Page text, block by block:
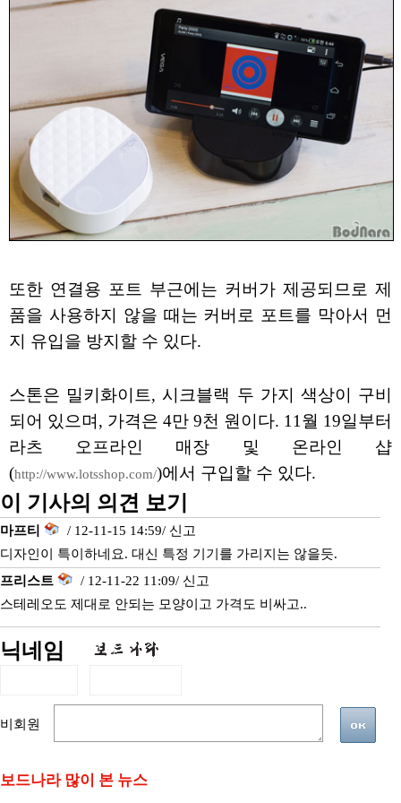
또한 연결용 포트 부근에는 커버가 제공되므로 제
품을 사용하지 않을 때는 커버로 포트를 막아서 먼
지 유입을 방지할 수 있다.
스톤은 밀키화이트, 시크블랙 두 가지 색상이 구비
되어 있으며, 가격은 4만 9천 원이다. 11월 19일부터
라츠 오프라인 매장 및 온라인 샵
(http://www.lotsshop.com/)에서 구입할 수 있다.
이 기사의 의견 보기
마프티 / 12-11-15 14:59/ 신고
디자인이 특이하네요. 대신 특정 기기를 가리지는 않을듯.
프리스트
/ 12-11-22 11:09/ 신고
스테레오도 제대로 안되는 모양이고 가격도 비싸고..
닉네임
비회원
보드나라 많이 본 뉴스